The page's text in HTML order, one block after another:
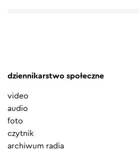
dziennikarstwo społeczne
video
audio
foto
czytnik
archiwum radia